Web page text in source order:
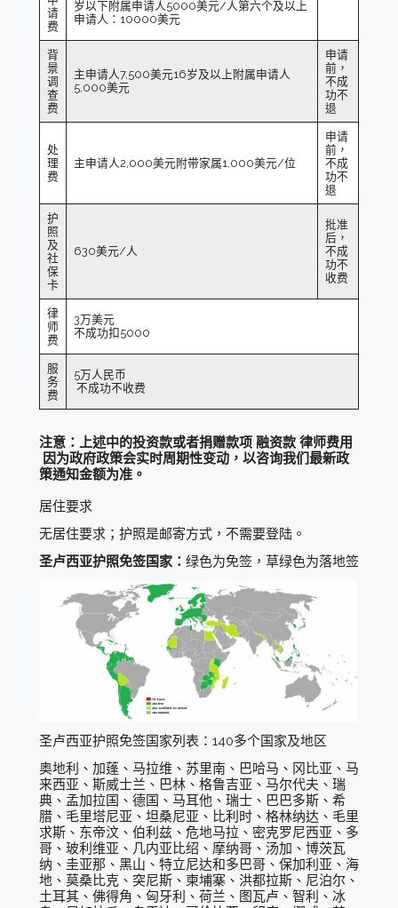
请
费
岁以下附属申请人5000美元/人第六个及以上
申请人：10000美元
背
景
调
查
费
主申请人7,500美元16岁及以上附属申请人
5,000美元
申请
前，
不成
功不
退
处
理
费
主申请人2,000美元附带家属1,000美元/位
申请
前，
不成
功不
退
护
照
及
社
保
卡
630美元/人
批准
后，
不成
功不
收费
律
师
费
3万美元
不成功扣5000
服
务
费
5万人民币
不成功不收费
注意：上述中的投资款或者捐赠款项 融资款 律师费用
因为政府政策会实时周期性变动，以咨询我们最新政
策通知金额为准。
居住要求
无居住要求；护照是邮寄方式，不需要登陆。
圣卢西亚护照免签国家： 绿色为免签，草绿色为落地签
圣卢西亚护照免签国家列表：140多个国家及地区
奥地利、加蓬、马拉维、苏里南、巴哈马、冈比亚、马
来西亚、斯威士兰、巴林、格鲁吉亚、马尔代夫、瑞
典、孟加拉国、德国、马耳他、瑞士、巴巴多斯、希
腊、毛里塔尼亚、坦桑尼亚、比利时、格林纳达、毛里
求斯、东帝汶、伯利兹、危地马拉、密克罗尼西亚、多
哥、玻利维亚、几内亚比绍、摩纳哥、汤加、博茨瓦
纳、圭亚那、黑山、特立尼达和多巴哥、保加利亚、海
地、莫桑比克、突尼斯、柬埔寨、洪都拉斯、尼泊尔、
土耳其、佛得角、匈牙利、荷兰、图瓦卢、智利、冰